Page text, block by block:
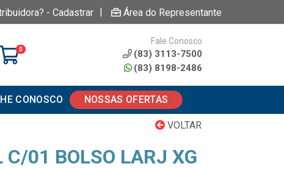
- Cadastrar | Área do Representante
0
Fale Conosco
(83) 3113-7500
(83) 8198-2486
CONOSCO NOSSAS OFERTAS
VOLTAR
C/01 BOLSO LARJ XG